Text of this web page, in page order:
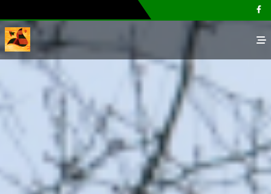
Galéria
Megvásárolható termékek
Cikkek, tippek
Kapcsolat